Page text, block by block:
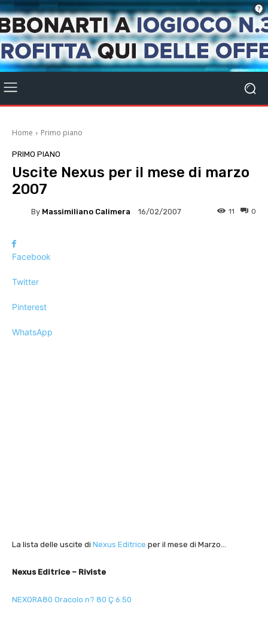
Home Primo piano
PRIMO PIANO
Uscite Nexus per il mese di marzo
2007
By Massimiliano Calimera 16/02/2007 0
11
Facebook
Twitter
Pinterest
WhatsApp
La lista delle uscite di Nexus Editrice per il mese di Marzo…
Nexus Editrice – Riviste
NEXORA80 Oracolo n? 80 Ç 6.50